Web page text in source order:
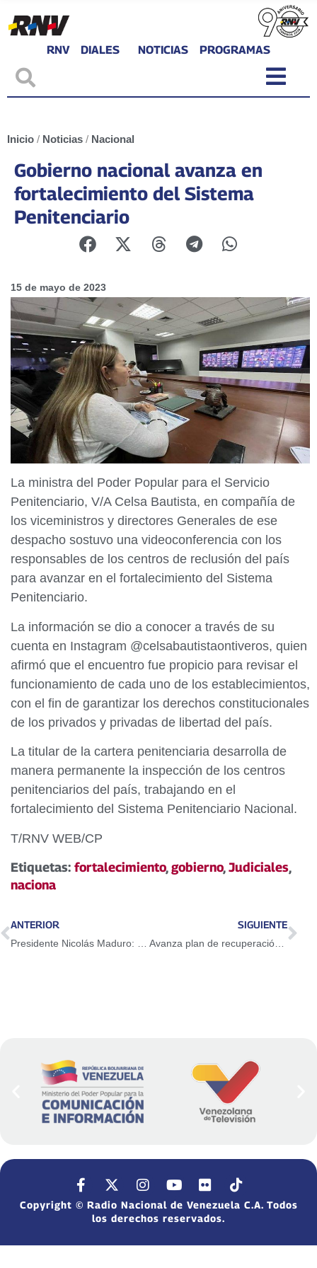
RNV DIALES NOTICIAS PROGRAMAS
Inicio / Noticias / Nacional
Gobierno nacional avanza en
fortalecimiento del Sistema
Penitenciario
15 de mayo de 2023
La ministra del Poder Popular para el Servicio
Penitenciario, V/A Celsa Bautista, en compañía de
los viceministros y directores Generales de ese
despacho sostuvo una videoconferencia con los
responsables de los centros de reclusión del país
para avanzar en el fortalecimiento del Sistema
Penitenciario.
La información se dio a conocer a través de su
cuenta en Instagram @celsabautistaontiveros, quien
afirmó que el encuentro fue propicio para revisar el
funcionamiento de cada uno de los establecimientos,
con el fin de garantizar los derechos constitucionales
de los privados y privadas de libertad del país.
La titular de la cartera penitenciaria desarrolla de
manera permanente la inspección de los centros
penitenciarios del país, trabajando en el
fortalecimiento del Sistema Penitenciario Nacional.
T/RNV WEB/CP
Etiquetas: fortalecimiento,gobierno,Judiciales,
naciona
ANTERIOR SIGUIENTE
Avanza plan de recuperación de casas de cultivo comunales
Copyright © Radio Nacional de Venezuela C.A. Todos
los derechos reservados.